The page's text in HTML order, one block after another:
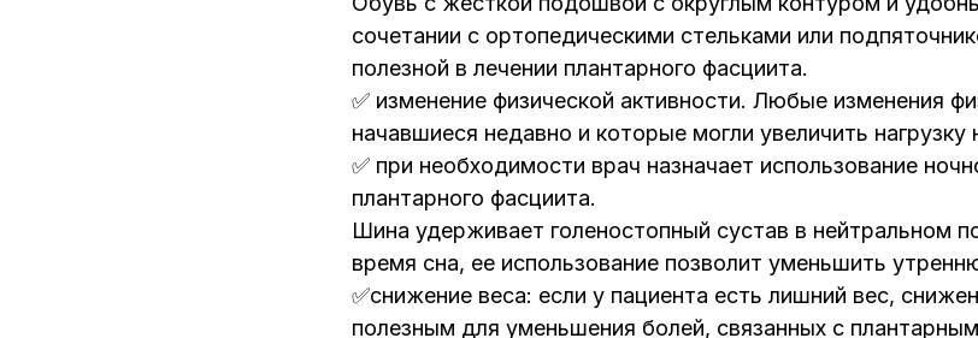
сочетании с ортопедическими стельками или
полезной в лечении плантарного фасциита.
✅ изменение физической активности. Любые изменения
начавшиеся недавно и которые могли увеличить нагрузку
✅ при необходимости врач назначает использование
плантарного фасциита.
Шина удерживает голеностопный сустав в нейтральном
время сна, ее использование позволит уменьшить
✅снижение веса: если у пациента есть лишний вес,
полезным для уменьшения болей, связанных с